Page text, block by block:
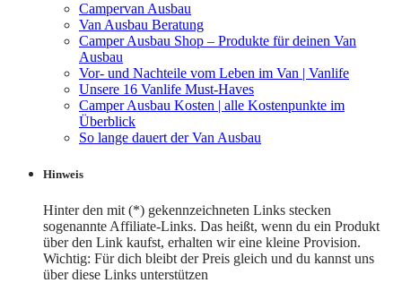
Campervan Ausbau
Van Ausbau Beratung
Camper Ausbau Shop – Produkte für deinen Van
Ausbau
Vor- und Nachteile vom Leben im Van | Vanlife
Unsere 16 Vanlife Must-Haves
Camper Ausbau Kosten | alle Kostenpunkte im
Überblick
So lange dauert der Van Ausbau
Hinweis
Hinter den mit (*) gekennzeichneten Links stecken
sogenannte Affiliate-Links. Das heißt, wenn du ein Produkt
über den Link kaufst, erhalten wir eine kleine Provision.
Wichtig: Für dich bleibt der Preis gleich und du kannst uns
über diese Links unterstützen